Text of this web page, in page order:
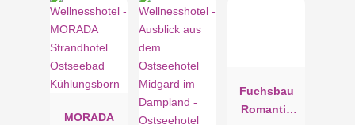
MORADA
Fuchsbau
Romantik